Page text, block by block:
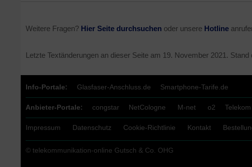
Weitere Fragen? Hier Seite durchsuchen oder unsere Hotline
Letzte Textänderungen an dieser Seite am 19. November 2021 . Stand
Info-Portale: Glasfaser-Anschluss.de Smartphone-Tarife.de
Anbieter-Portale: congstar NetCologne M-net o2 Telekom
Impressum Datenschutz Cookie-Richtlinie Kontakt
© telekommunikation-online Gutsch & Co. OHG